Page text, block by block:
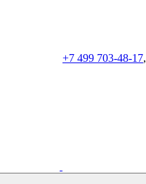
+7 499 703-48-17,